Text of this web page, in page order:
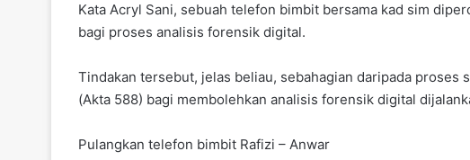
Kata Acryl Sani, sebuah telefon bimbit bersama kad sim
bagi proses analisis forensik digital.
Tindakan tersebut, jelas beliau, sebahagian daripada proses
(Akta 588) bagi membolehkan analisis forensik digital
Pulangkan telefon bimbit Rafizi – Anwar